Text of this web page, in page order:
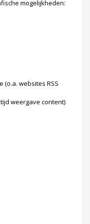
mogelijkheden:
websites RSS
weergave content)